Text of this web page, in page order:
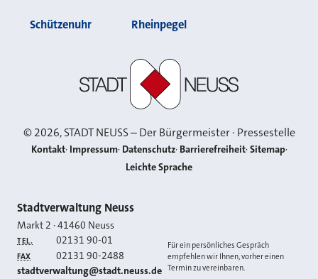
Schützenuhr Rheinpegel
©2026, STADT NEUSS – Der Bürgermeister · Pressestelle
Kontakt Impressum Datenschutz Barrierefreiheit Sitemap
Leichte Sprache
Kontakt
Stadtverwaltung Neuss
Markt 2 ·41460 Neuss
TEL. 02131 90-01
FAX 02131 90-2488
E-MAIL
stadtverwaltung@stadt.neuss.de
Für ein persönliches Gespräch
empfehlen wir Ihnen, vorher einen
Termin zu vereinbaren.